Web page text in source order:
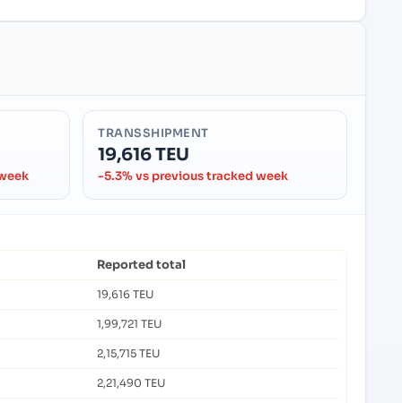
TRANSSHIPMENT
19,616 TEU
-5.3% vs previous tracked week
Reported total
19,616 TEU
1,99,721 TEU
2,15,715 TEU
2,21,490 TEU